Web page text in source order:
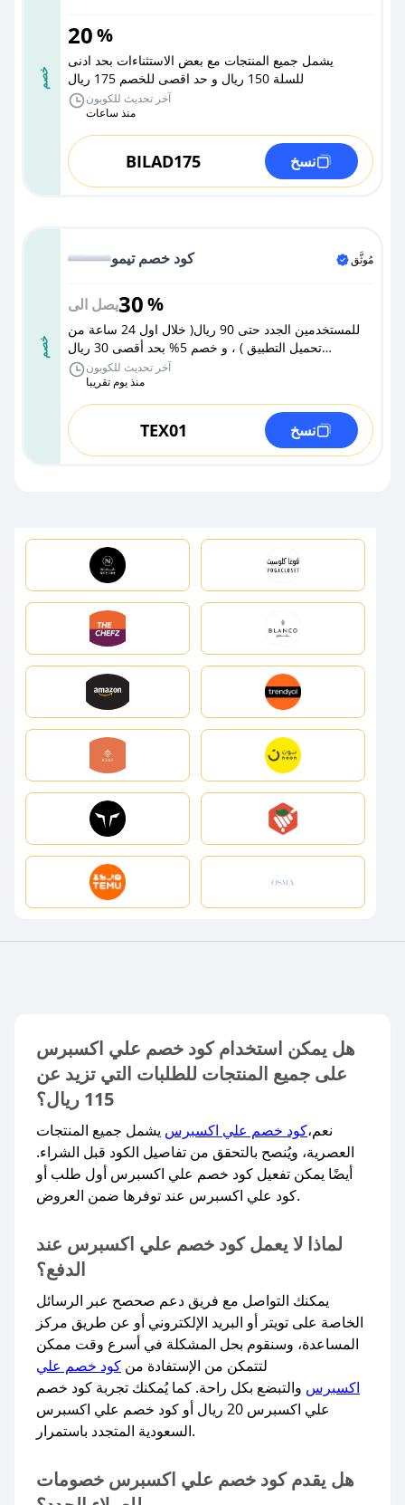
خصم
20%
يشمل جميع المنتجات مع بعض الاستثناءات بحد ادنى
للسلة 150 ريال و حد اقصى للخصم 175 ريال
آخر تحديث للكوبون
منذ ساعات
BILAD175 نسخ
خصم
كود خصم تيمو مُوثَّق
يصل الى30%
للمستخدمين الجدد حتى 90 ريال( خلال اول 24 ساعة من
تحميل التطبيق ) ، و خصم 5% بحد أقصى 30 ريال
آخر تحديث للكوبون
منذ يوم تقريبا
TEX01 نسخ
هل يمكن استخدام كود خصم علي اكسبرس
على جميع المنتجات للطلبات التي تزيد عن
115 ريال؟
نعم،كود خصم علي اكسبرس يشمل جميع المنتجات
العصرية، ويُنصح بالتحقق من تفاصيل الكود قبل الشراء.
أيضًا يمكن تفعيل كود خصم علي اكسبرس أول طلب أو
كود علي اكسبرس عند توفرها ضمن العروض.​
لماذا لا يعمل كود خصم علي اكسبرس عند
الدفع؟
يمكنك التواصل مع فريق دعم صحصح عبر الرسائل
الخاصة على تويتر أو البريد الإلكتروني أو عن طريق مركز
المساعدة، وسنقوم بحل المشكلة في أسرع وقت ممكن
لتتمكن من الإستفادة من كود خصم علي
اكسبرس والتبضع بكل راحة. كما يُمكنك تجربة كود خصم
علي اكسبرس 20 ريال أو كود خصم علي اكسبرس
السعودية المتجدد باستمرار.​
هل يقدم كود خصم علي اكسبرس خصومات